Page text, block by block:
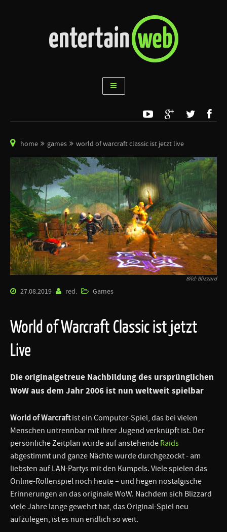
home games world of warcraft classic ist jetzt live
Bild: Blizzard
27.08.2019 red. Games
World of Warcraft Classic ist jetzt
Live
Die originalgetreue Nachbildung des ursprünglichen
WoW aus dem Jahr 2006 ist nun weltweit spielbar
World of Warcraftist ein Computer-Spiel, das bei vielen
Menschen untrennbar mit ihrer Jugend verknüpft ist. Der
persönliche Zeitplan wurde auf anstehende Raids
abgestimmt und ganze Nächte wurde durchgezockt - am
liebsten auf LAN-Partys mit den Kumpels. Viele spielen das
Online-Rollenspiel noch heute – und hegen nostalgische
Erinnerungen an das originale WoW. Nachdem sich Blizzard
viele Jahre lange gewehrt hat, das Original-Spiel neu
aufzulegen, ist es nun endlich so weit.